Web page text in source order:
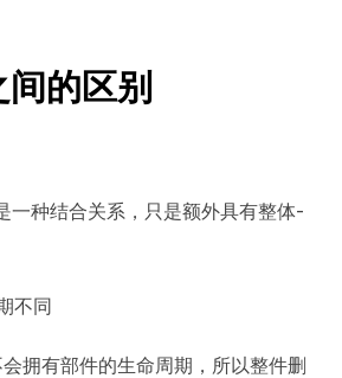
的区别
一种结合关系，只是额外具有整体-
不同
拥有部件的生命周期，所以整件删